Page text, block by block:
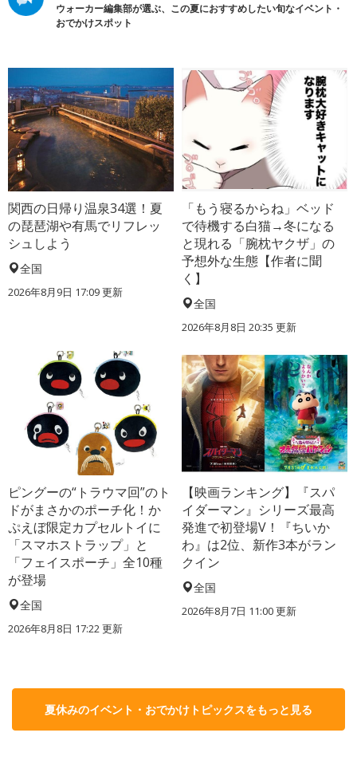
ウォーカー編集部が選ぶ、この夏におすすめしたい旬なイベント・
おでかけスポット
関西の日帰り温泉34選！夏
の琵琶湖や有馬でリフレッ
シュしよう
全国
2026年8月9日 17:09更新
「もう寝るからね」ベッド
で待機する白猫→冬になる
と現れる「腕枕ヤクザ」の
予想外な生態【作者に聞
く】
全国
2026年8月8日 20:35 更新
ピングーの“トラウマ回”のト
ドがまさかのポーチ化！か
ぷえぼ限定カプセルトイに
「スマホストラップ」と
「フェイスポーチ」全10種
が登場
全国
2026年8月8日 17:22更新
【映画ランキング】『スパ
イダーマン』シリーズ最高
発進で初登場V！『ちいか
わ』は2位、新作3本がラン
クイン
全国
2026年8月7日 11:00更新
夏休みのイベント・おでかけトピックスをもっと見る